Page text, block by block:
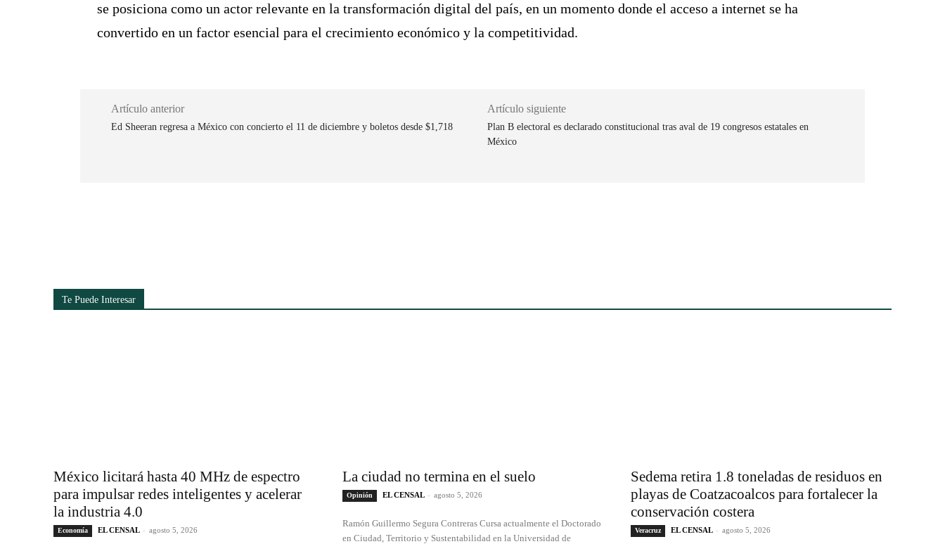
se posiciona como un actor relevante en la transformación digital del país, en un momento donde el acceso a internet se ha
convertido en un factor esencial para el crecimiento económico y la competitividad.
Artículo anterior
Ed Sheeran regresa a México con concierto el 11 de diciembre y boletos desde $1,718
Artículo siguiente
Plan B electoral es declarado constitucional tras aval de 19 congresos estatales en
México
Te Puede Interesar
México licitará hasta 40 MHz de espectro
para impulsar redes inteligentes y acelerar
la industria 4.0
Economía EL CENSAL - agosto 5, 2026
La ciudad no termina en el suelo
Opinión EL CENSAL - agosto 5, 2026
Ramón Guillermo Segura Contreras Cursa actualmente el Doctorado
en Ciudad, Territorio y Sustentabilidad en la Universidad de
Sedema retira 1.8 toneladas de residuos en
playas de Coatzacoalcos para fortalecer la
conservación costera
Veracruz EL CENSAL - agosto 5, 2026